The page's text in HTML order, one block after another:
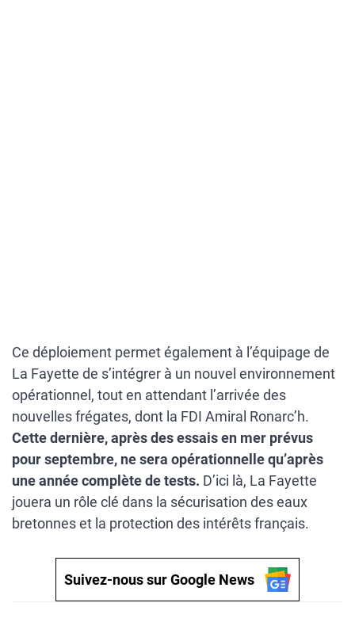
Ce déploiement permet également à l’équipage de
La Fayette de s’intégrer à un nouvel environnement
opérationnel, tout en attendant l’arrivée des
nouvelles frégates, dont la FDI Amiral Ronarc’h.
Cette dernière, après des essais en mer prévus
pour septembre, ne sera opérationnelle qu’après
une année complète de tests. D’ici là, La Fayette
jouera un rôle clé dans la sécurisation des eaux
bretonnes et la protection des intérêts français.
Suivez-nous sur Google News